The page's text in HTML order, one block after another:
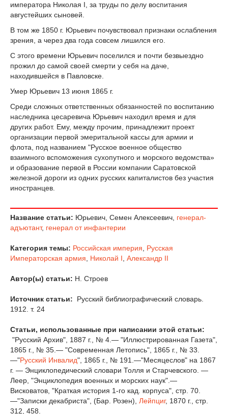
императора Николая I, за труды по делу воспитания
августейших сыновей.
В том же 1850 г. Юрьевич почувствовал признаки ослабления
зрения, а через два года совсем лишился его.
С этого времени Юрьевич поселился и почти безвыездно
прожил до самой своей смерти у себя на даче,
находившейся в Павловске.
Умер Юрьевич 13 июня 1865 г.
Среди сложных ответственных обязанностей по воспитанию
наследника цесаревича Юрьевич находил время и для
других работ. Ему, между прочим, принадлежит проект
организации первой эмеритальной кассы для армии и
флота, под названием "Русское военное общество
взаимного вспоможения сухопутного и морского ведомства»
и образование первой в России компании Саратовской
железной дороги из одних русских капиталистов без участия
иностранцев.
Название статьи: Юрьевич, Семен Алексеевич, генерал-
адъютант, генерал от инфантерии
Категория темы: Российская империя, Русская
Императорская армия, Николай I, Александр II
Автор(ы) статьи: Н. Строев
Источник статьи:
Русский библиографический словарь.
1912. т. 24
Статьи, использованные при написании этой статьи:
"Русский Архив", 1887 г., № 4.— "Иллюстрированная Газета",
1865 г., № 35.— "Современная Летопись", 1865 г., № 33.
—"Русский Инвалид", 1865 г., № 191.—"Месяцеслов" на 1867
г. — Энциклопедический словари Толля и Старчевского. —
Леер, "Энциклопедия военных и морских наук".—
Висковатов, "Краткая история 1-го кад. корпуса", стр. 70.
—"Записки декабриста", (Бар. Розен), Лейпциг, 1870 г., стр.
312, 458.